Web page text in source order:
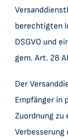
berechtigten
DSGVO und
gem. Art. 28
Der
Empfänger in
Zuordnung zu
Verbesserung